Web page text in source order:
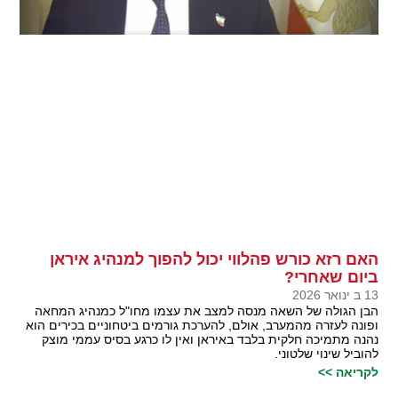
האם רזא כורש פהלווי יכול להפוך למנהיג איראן
ביום שאחרי?
13 ב ינואר 2026
הבן הגולה של השאה מנסה למצב את עצמו מחו"ל כמנהיג המחאה
ופונה לעזרה מהמערב, אולם, להערכת גורמים ביטחוניים בכירים הוא
נהנה מתמיכה חלקית בלבד באיראן ואין לו כרגע בסיס עממי מוצק
להוביל שינוי שלטוני.
לקריאה >>